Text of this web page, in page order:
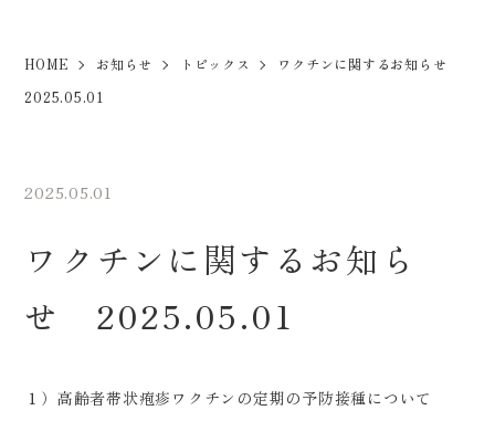
HOME お知らせ トピックス
ワクチンに関するお知らせ
2025.05.01
2025.05.01
ワクチンに関するお知ら
せ 2025.05.01
１）高齢者帯状疱疹ワクチンの定期の予防接種について